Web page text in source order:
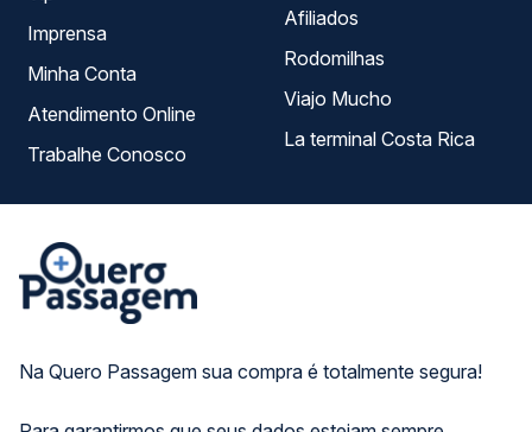
Na Quero Passagem sua compra é totalmente segura!
Imprensa
Minha Conta
Atendimento Online
Trabalhe Conosco
Afiliados
Rodomilhas
Viajo Mucho
La terminal Costa Rica